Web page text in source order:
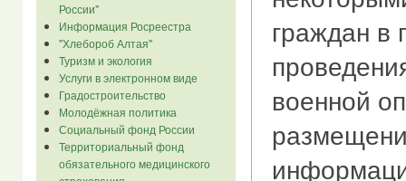
России"
Информация Росреестра
"Хлебороб Алтая"
Туризм и экология
Услуги в электронном виде
Градостроительство
Молодёжная политика
Социальный фонд России
Территориальный фонд
обязательного медицинского
граждан в
военной